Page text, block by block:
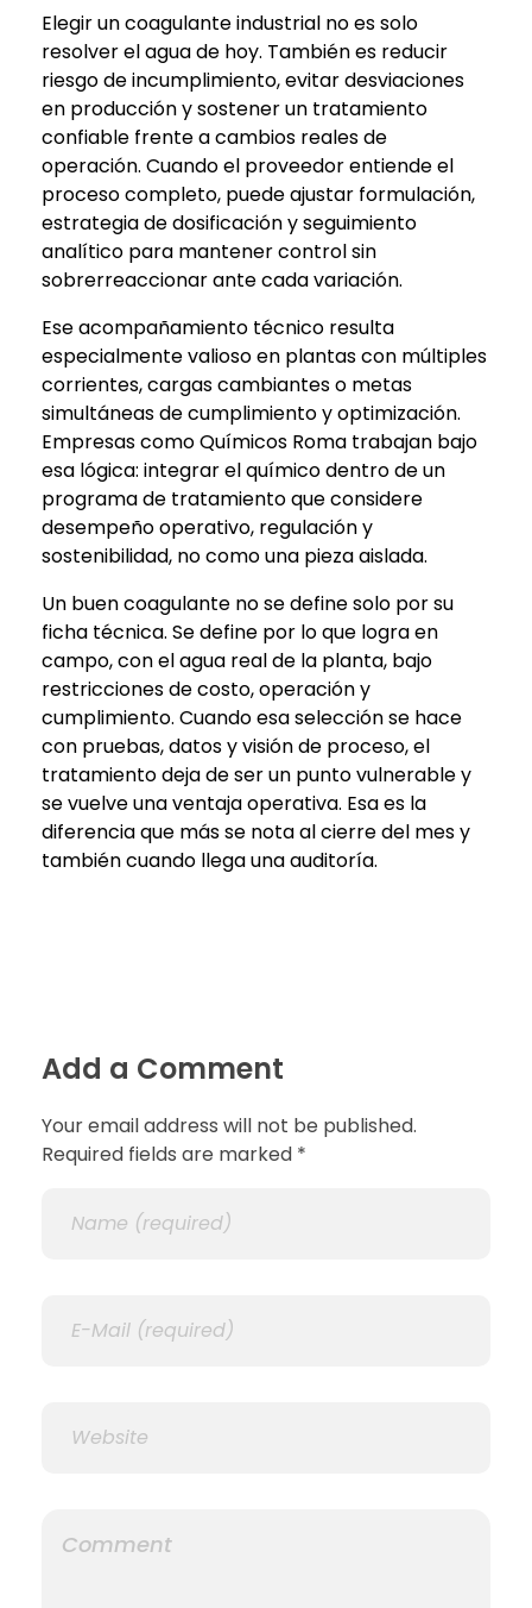
Elegir un coagulante industrial no es solo
resolver el agua de hoy. También es reducir
riesgo de incumplimiento, evitar desviaciones
en producción y sostener un tratamiento
confiable frente a cambios reales de
operación. Cuando el proveedor entiende el
proceso completo, puede ajustar formulación,
estrategia de dosificación y seguimiento
analítico para mantener control sin
sobrerreaccionar ante cada variación.
Ese acompañamiento técnico resulta
especialmente valioso en plantas con múltiples
corrientes, cargas cambiantes o metas
simultáneas de cumplimiento y optimización.
Empresas como Químicos Roma trabajan bajo
esa lógica: integrar el químico dentro de un
programa de tratamiento que considere
desempeño operativo, regulación y
sostenibilidad, no como una pieza aislada.
Un buen coagulante no se define solo por su
ficha técnica. Se define por lo que logra en
campo, con el agua real de la planta, bajo
restricciones de costo, operación y
cumplimiento. Cuando esa selección se hace
con pruebas, datos y visión de proceso, el
tratamiento deja de ser un punto vulnerable y
se vuelve una ventaja operativa. Esa es la
diferencia que más se nota al cierre del mes y
también cuando llega una auditoría.
Add a Comment
Your email address will not be published.
Required fields are marked *